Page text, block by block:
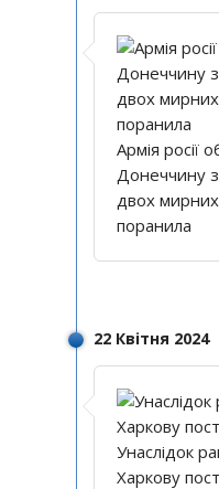
Армія росії
Донеччину з
двох
поранила
22 Квітня 2024
Унаслідок
Харкову